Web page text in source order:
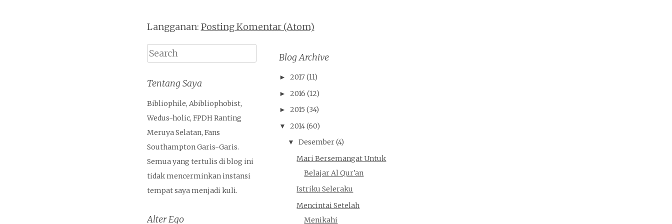
Langganan: Posting Komentar (Atom)
Search
Tentang Saya
Bibliophile, Abibliophobist,
Wedus-holic, FPDH Ranting
Meruya Selatan, Fans
Southampton Garis-Garis.
Semua yang tertulis di blog ini
tidak mencerminkan instansi
tempat saya menjadi kuli.
Alter Ego
Blog Archive
►2017(11)
►2016 (12)
►2015 (34)
▼ 2014(60)
▼ Desember(4)
Mari Bersemangat Untuk
Belajar Al Qur'an
Istriku Seleraku
Mencintai Setelah
Menikahi